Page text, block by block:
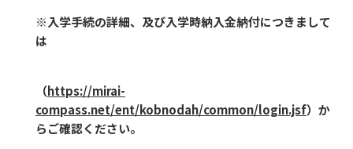
※入学手続の詳細、及び入学時納入金納付につきまして
は
（https://mirai-
compass.net/ent/kobnodah/common/login.jsf）か
らご確認ください。